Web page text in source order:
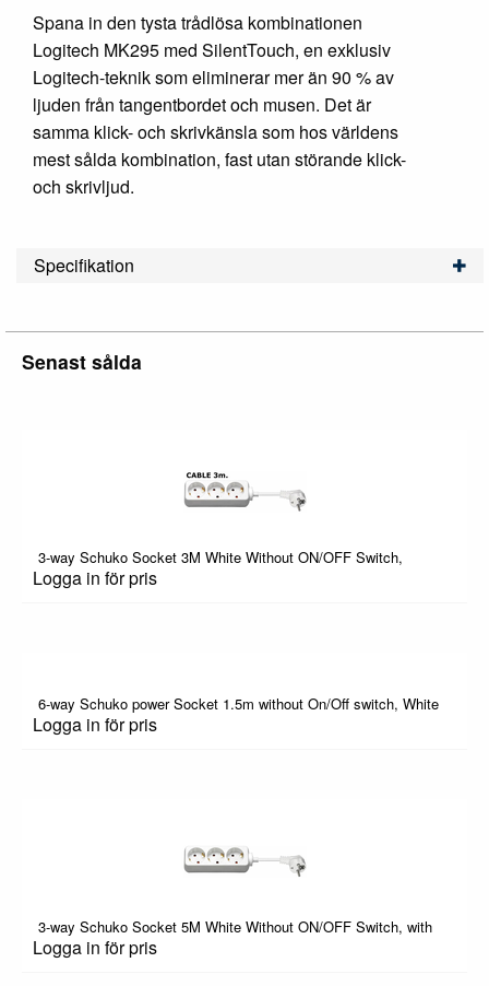
Spana in den tysta trådlösa kombinationen
Logitech MK295 med SilentTouch, en exklusiv
Logitech-teknik som eliminerar mer än 90 % av
ljuden från tangentbordet och musen. Det är
samma klick- och skrivkänsla som hos världens
mest sålda kombination, fast utan störande klick-
och skrivljud.
Specifikation
Senast sålda
3-way Schuko Socket 3M White Without ON/OFF Switch,
Logga in för pris
6-way Schuko power Socket 1.5m without On/Off switch, White
Logga in för pris
3-way Schuko Socket 5M White Without ON/OFF Switch, with
Logga in för pris